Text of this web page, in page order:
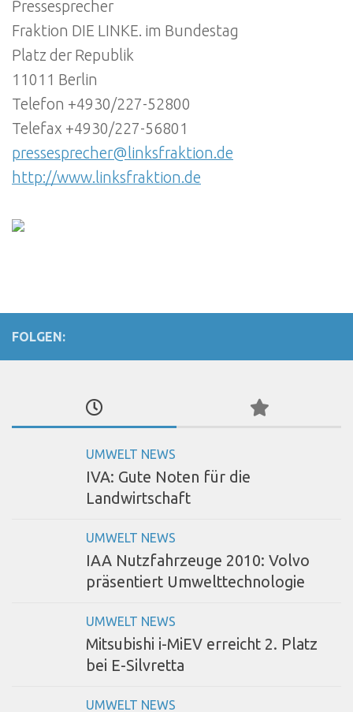
Pressesprecher
Fraktion DIE LINKE. im Bundestag
Platz der Republik
11011 Berlin
Telefon +4930/227-52800
Telefax +4930/227-56801
pressesprecher@linksfraktion.de
http://www.linksfraktion.de
FOLGEN:
UMWELT NEWS
IVA: Gute Noten für die
Landwirtschaft
UMWELT NEWS
IAA Nutzfahrzeuge 2010: Volvo
präsentiert Umwelttechnologie
UMWELT NEWS
Mitsubishi i-MiEV erreicht 2. Platz
bei E-Silvretta
UMWELT NEWS